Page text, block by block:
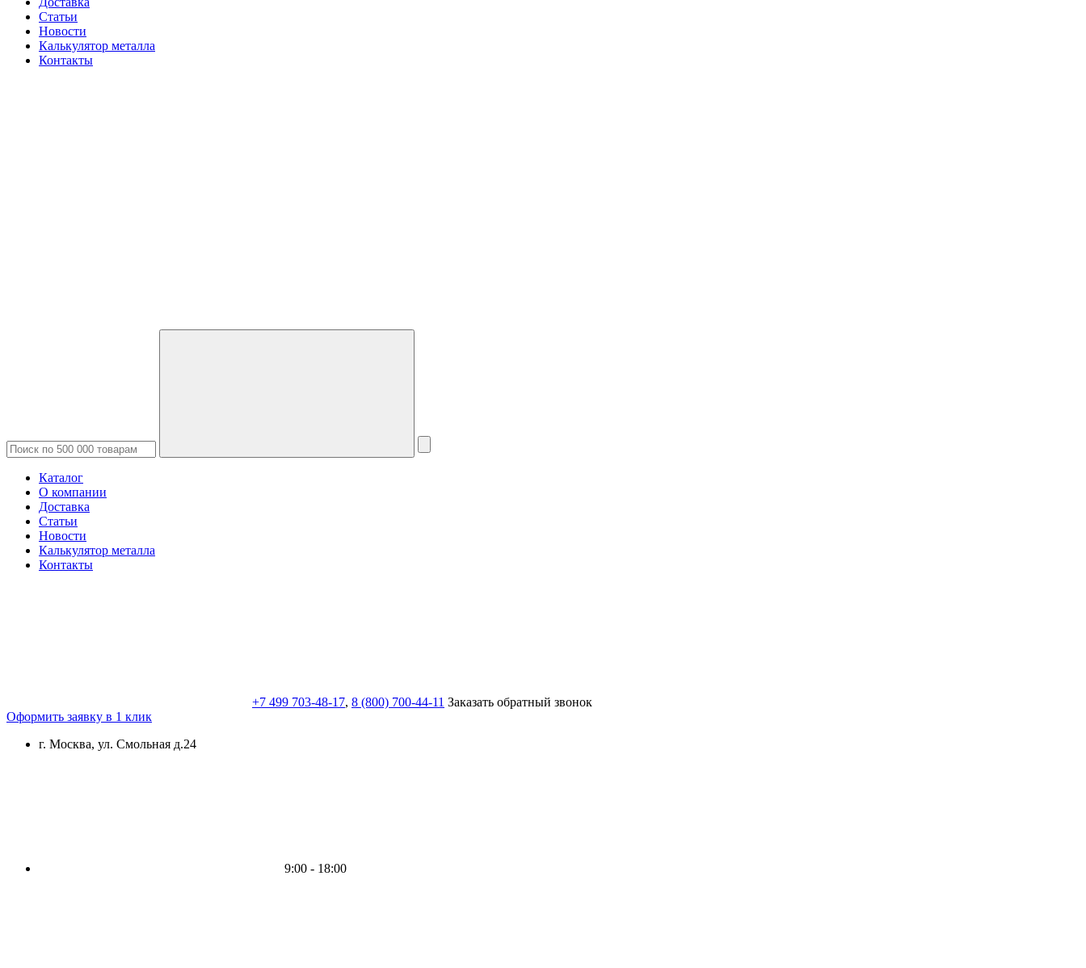
Статьи
Новости
Калькулятор металла
Контакты
Каталог
О компании
Доставка
Статьи
Новости
Калькулятор металла
Контакты
+7 499 703-48-17, 8 (800) 700-44-11 Заказать обратный звонок
Оформить заявку в 1 клик
г. Москва, ул. Смольная д.24
9:00 - 18:00